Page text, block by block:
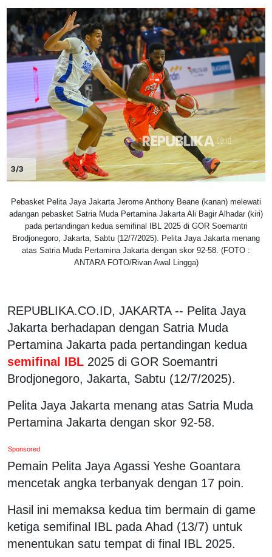
3/3
Pebasket Pelita Jaya Jakarta Jerome Anthony Beane (kanan) melewati
adangan pebasket Satria Muda Pertamina Jakarta Ali Bagir Alhadar (kiri)
pada pertandingan kedua semifinal IBL 2025 di GOR Soemantri
Brodjonegoro, Jakarta, Sabtu (12/7/2025). Pelita Jaya Jakarta menang
atas Satria Muda Pertamina Jakarta dengan skor 92-58. (FOTO :
ANTARA FOTO/Rivan Awal Lingga)
REPUBLIKA.CO.ID, JAKARTA -- Pelita Jaya
Jakarta berhadapan dengan Satria Muda
Pertamina Jakarta pada pertandingan kedua
semifinal IBL 2025 di GOR Soemantri
Brodjonegoro, Jakarta, Sabtu (12/7/2025).
Pelita Jaya Jakarta menang atas Satria Muda
Pertamina Jakarta dengan skor 92-58.
Sponsored
Pemain Pelita Jaya Agassi Yeshe Goantara
mencetak angka terbanyak dengan 17 poin.
Hasil ini memaksa kedua tim bermain di game
ketiga semifinal IBL pada Ahad (13/7) untuk
menentukan satu tempat di final IBL 2025.